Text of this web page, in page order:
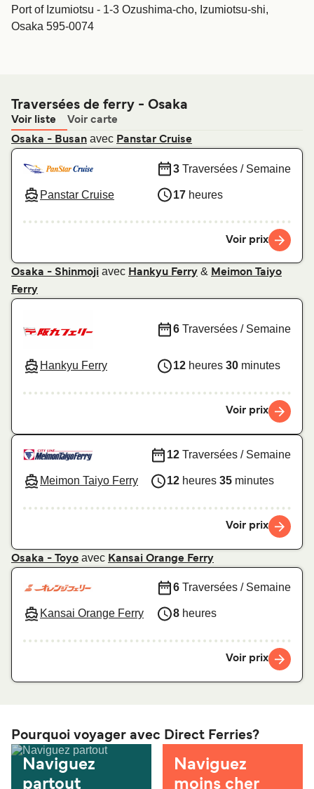
Port of Izumiotsu - 1-3 Ozushima-cho, Izumiotsu-shi,
Osaka 595-0074
Traversées de ferry - Osaka
Voir liste
Voir carte
Osaka - Busan avec Panstar Cruise
Panstar Cruise
3 Traversées / Semaine
17 heures
Voir prix
Osaka - Shinmoji avec Hankyu Ferry & Meimon Taiyo
Ferry
Hankyu Ferry
6 Traversées / Semaine
12 heures 30 minutes
Voir prix
Meimon Taiyo Ferry
12 Traversées / Semaine
12 heures 35 minutes
Voir prix
Osaka - Toyo avec Kansai Orange Ferry
Kansai Orange Ferry
6 Traversées / Semaine
8 heures
Voir prix
Pourquoi voyager avec Direct Ferries?
Naviguez
partout
Naviguez
moins cher